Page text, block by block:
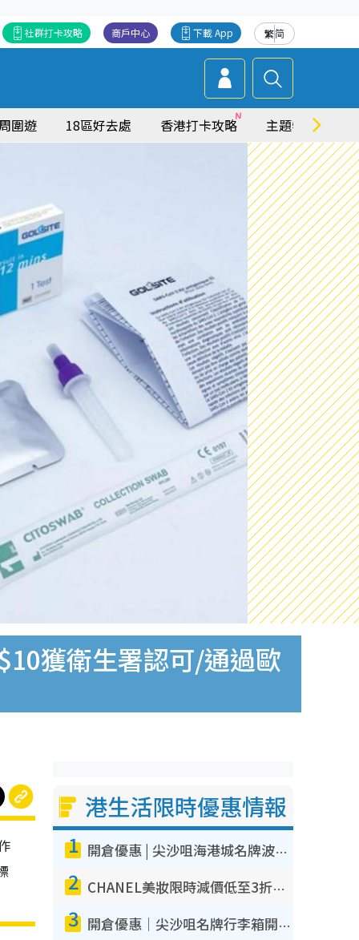
繁简
下載 App
商戶中心
社群打卡攻略
圍遊 18區好去處 香港打卡攻略 主題特集
獲衛生署認可/通過歐
港生活限時優惠情報
1 開倉優惠 | 尖沙咀海港城名牌波鞋開倉低至1折！On鞋$899起／Joy&Peace鞋履$98起
2 CHANEL美妝限時減價低至3折！人氣粉底/唇膏/精華液低至$275！COCO香水都有平
3 開倉優惠｜尖沙咀名牌行李箱開倉低至4折！一連5日 American Tourister/ace./Hallmark $200起！